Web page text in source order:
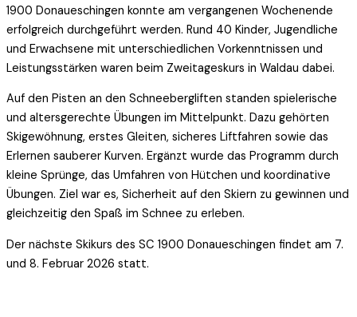
1900 Donaueschingen konnte am vergangenen Wochenende
erfolgreich durchgeführt werden. Rund 40 Kinder, Jugendliche
und Erwachsene mit unterschiedlichen Vorkenntnissen und
Leistungsstärken waren beim Zweitageskurs in Waldau dabei.
Auf den Pisten an den Schneebergliften standen spielerische
und altersgerechte Übungen im Mittelpunkt. Dazu gehörten
Skigewöhnung, erstes Gleiten, sicheres Liftfahren sowie das
Erlernen sauberer Kurven. Ergänzt wurde das Programm durch
kleine Sprünge, das Umfahren von Hütchen und koordinative
Übungen. Ziel war es, Sicherheit auf den Skiern zu gewinnen und
gleichzeitig den Spaß im Schnee zu erleben.
Der nächste Skikurs des SC 1900 Donaueschingen findet am 7.
und 8. Februar 2026 statt.